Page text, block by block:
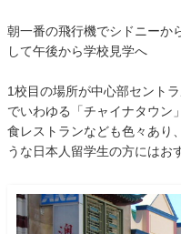
朝一番の飛行機でシドニーか
して午後から学校見学へ
1校目の場所が中心部セント
でいわゆる「チャイナタウン
食レストランなども色々あり
うな日本人留学生の方にはお